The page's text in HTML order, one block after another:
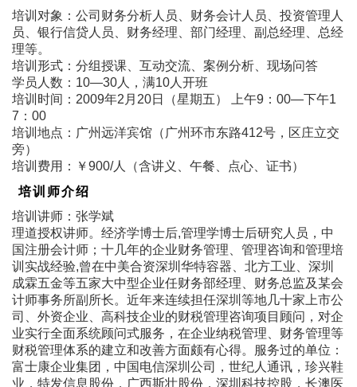
培训对象：公司财务分析人员、财务会计人员、投资管理人
员、银行信贷人员、财务经理、部门经理、副总经理、总经
理等。
培训形式：分组授课、互动交流、案例分析、现场问答
学员人数：10―30人，满10人开班
培训时间：2009年2月20日（星期五） 上午9：00―下午1
7：00
培训地点：广州远洋宾馆（广州环市东路412号，区庄立交
旁）
培训费用：￥900/人（含讲义、午餐、点心、证书）
培训师介绍
培训讲师：张学斌
理道授权讲师。经济学博士后,管理学博士后研究人员，中
国注册会计师；十几年的企业财务管理、管理咨询和管理培
训实战经验,曾在中美合资深圳华特容器、北方工业、深圳
成霖五金等五家大中型企业任财务部经理、财务总监及某会
计师事务所副所长。近年来连续担任深圳等地几十家上市公
司、外资企业、高科技企业的财税管理咨询项目顾问，对企
业实行全面系统顾问式服务，在企业纳税管理、财务管理等
财税管理体系的建立和改善方面颇有心得。服务过的单位：
富士康企业集团，中国电信深圳公司，世纪人通讯，珍兴鞋
业，特发信息股份，广西斯壮股份，深圳科技控股，长澳医